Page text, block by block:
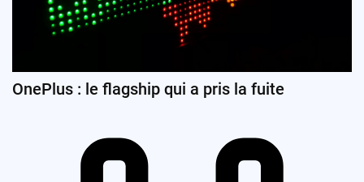
OnePlus : le flagship qui a pris la fuite